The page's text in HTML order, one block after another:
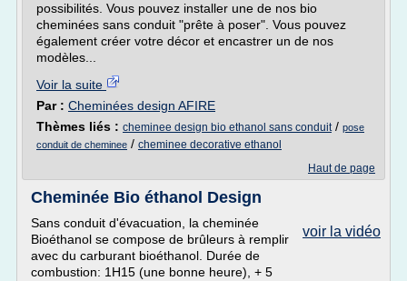
possibilités. Vous pouvez installer une de nos bio
cheminées sans conduit "prête à poser". Vous pouvez
également créer votre décor et encastrer un de nos
modèles...
Voir la suite
Par : Cheminées design AFIRE
Thèmes liés : cheminee design bio ethanol sans conduit/ pose
conduit de cheminee / cheminee decorative ethanol
Haut de page
Cheminée Bio éthanol Design
voir la vidéo
Sans conduit d'évacuation, la cheminée
Bioéthanol se compose de brûleurs à remplir
avec du carburant bioéthanol. Durée de
combustion: 1H15 (une bonne heure), + 5